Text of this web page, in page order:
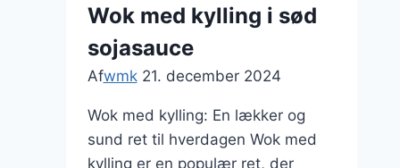
for
et
farverigt
Wok med kylling i sød
sojasauce
Afwmk 21. december 2024
Wok med kylling: En lækker og
sund ret til hverdagen Wok med
kylling er en populær ret, der